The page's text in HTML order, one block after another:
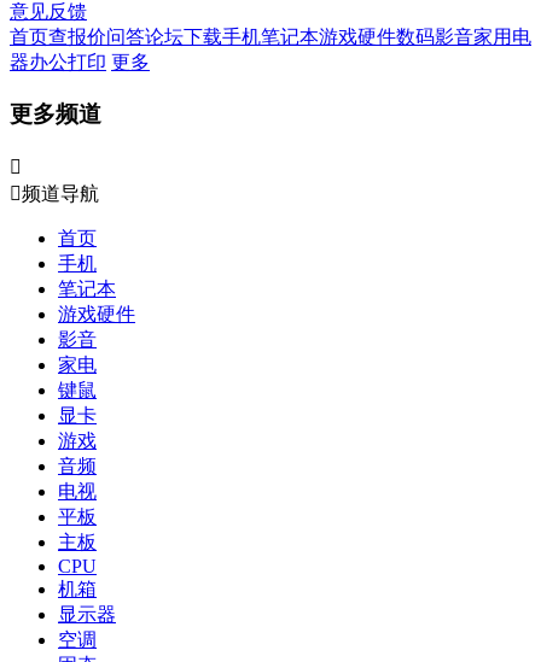
意见反馈
首页查报价问答论坛下载手机笔记本游戏硬件数码影音家用电
器办公打印 更多
更多频道

频道导航
首页
手机
笔记本
游戏硬件
影音
家电
键鼠
显卡
游戏
音频
电视
平板
主板
CPU
机箱
显示器
空调